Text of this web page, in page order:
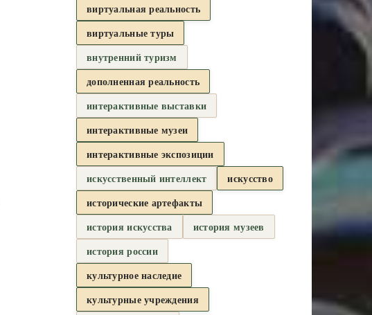
виртуальная реальность
виртуальные туры
внутренний туризм
дополненная реальность
интерактивные выставки
интерактивные музеи
интерактивные экспозиции
искусственный интеллект
искусство
исторические артефакты
история искусства
история музеев
история россии
культурное наследие
культурные учреждения